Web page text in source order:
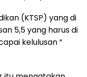
(KTSP) yang di
5,5 yang harus di
kelulusan ”